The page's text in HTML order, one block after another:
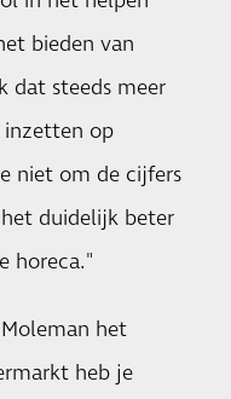
bieden van
dat steeds meer
inzetten op
niet om de cijfers
duidelijk beter
horeca."
het
heb je